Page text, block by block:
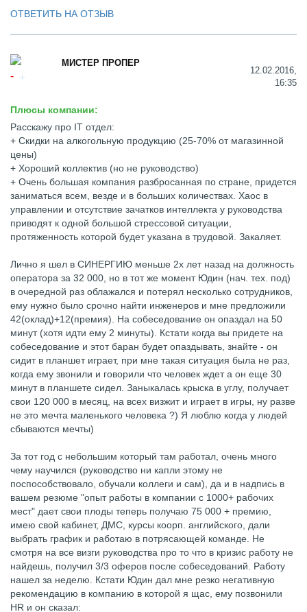
ОТВЕТИТЬ НА ОТЗЫВ
МИСТЕР ПРОПЕР
12.02.2016,
16:35
Плюсы компании:
Расскажу про IT отдел:
+ Скидки на алкогольную продукцию (25-70% от магазинной
цены)
+ Хороший коллектив (но не руководство)
+ Очень большая компания разбросанная по стране, придется
заниматься всем, везде и в больших количествах. Хаос в
управлении и отсутствие зачатков интеллекта у руководства
приводят к одной большой стрессовой ситуации,
протяженность которой будет указана в трудовой. Закаляет.
Лично я шел в СИНЕРГИЮ меньше 2х лет назад на должность
оператора за 32 000, но в тот же момент Юдин (нач. тех. под)
в очередной раз облажался и потерял несколько сотрудников,
ему нужно было срочно найти инженеров и мне предложили
42(оклад)+12(премия). На собеседование он опаздал на 50
минут (хотя идти ему 2 минуты). Кстати когда вы придете на
собеседование и этот баран будет опаздывать, знайте - он
сидит в планшет играет, при мне такая ситуация была не раз,
когда ему звонили и говорили что человек ждет а он еще 30
минут в планшете сидел. Заныкалась крыска в углу, получает
свои 120 000 в месяц, на всех визжит и играет в игры, ну разве
не это мечта маленького человека ?) Я люблю когда у людей
сбываются мечты)
За тот год с небольшим который там работал, очень много
чему научился (руководство ни капли этому не
поспособствовало, обучали коллеги и сам), да и в надпись в
вашем резюме "опыт работы в компании с 1000+ рабочих
мест" дает свои плоды теперь получаю 75 000 + премию,
имею свой кабинет, ДМС, курсы коорп. английского, дали
выбрать график и работаю в потрясающей команде. Не
смотря на все визги руководства про то что в кризис работу не
найдешь, получил 3/3 оферов после собеседований. Работу
нашел за неделю. Кстати Юдин дал мне резко негативную
рекомендацию в компанию в которой я щас, ему позвонили
HR и он сказал: